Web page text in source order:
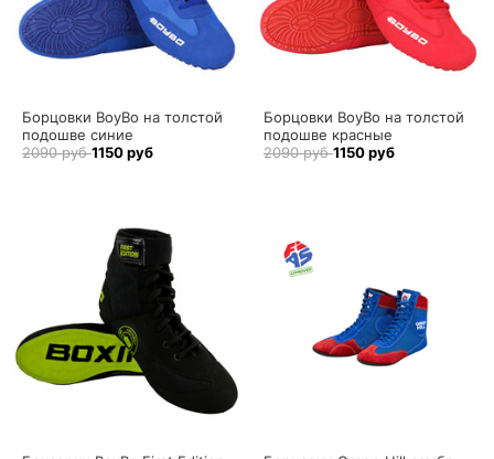
Борцовки BoyBo на толстой
подошве синие
2090 руб1150 руб
Борцовки BoyBo на толстой
подошве красные
2090 руб1150 руб